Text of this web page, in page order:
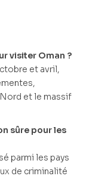
visiter Oman ?
et avril,
et le massif
sûre pour les
parmi les pays
de criminalité